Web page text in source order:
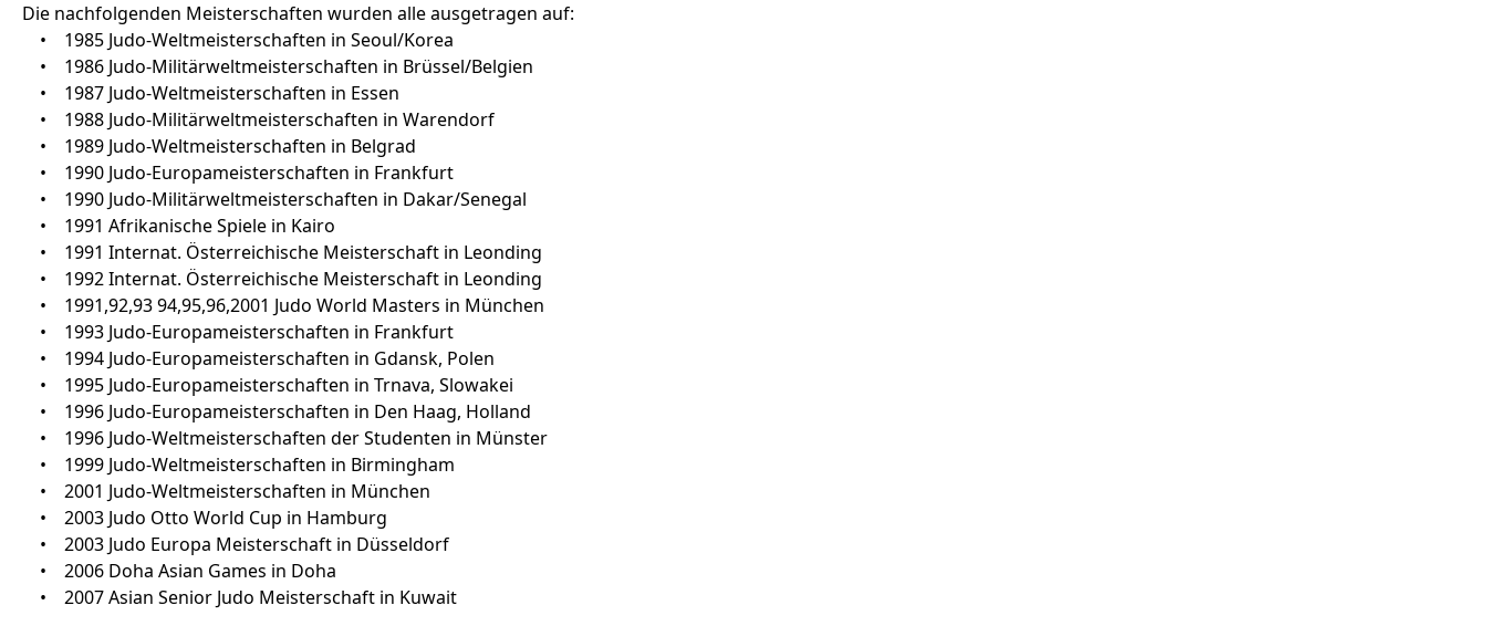
Die nachfolgenden Meisterschaften wurden alle ausgetragen auf:
• 1985 Judo-Weltmeisterschaften in Seoul/Korea
• 1986 Judo-Militärweltmeisterschaften in Brüssel/Belgien
• 1987 Judo-Weltmeisterschaften in Essen
• 1988 Judo-Militärweltmeisterschaften in Warendorf
• 1989 Judo-Weltmeisterschaften in Belgrad
• 1990 Judo-Europameisterschaften in Frankfurt
• 1990 Judo-Militärweltmeisterschaften in Dakar/Senegal
• 1991 Afrikanische Spiele in Kairo
• 1991 Internat. Österreichische Meisterschaft in Leonding
• 1992 Internat. Österreichische Meisterschaft in Leonding
• 1991,92,93 94,95,96,2001 Judo World Masters in München
• 1993 Judo-Europameisterschaften in Frankfurt
• 1994 Judo-Europameisterschaften in Gdansk, Polen
• 1995 Judo-Europameisterschaften in Trnava, Slowakei
• 1996 Judo-Europameisterschaften in Den Haag, Holland
• 1996 Judo-Weltmeisterschaften der Studenten in Münster
• 1999 Judo-Weltmeisterschaften in Birmingham
• 2001 Judo-Weltmeisterschaften in München
• 2003 Judo Otto World Cup in Hamburg
• 2003 Judo Europa Meisterschaft in Düsseldorf
• 2006 Doha Asian Games in Doha
• 2007 Asian Senior Judo Meisterschaft in Kuwait